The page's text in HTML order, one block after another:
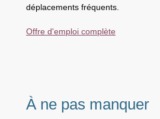
déplacements fréquents.
Offre d'emploi complète
À ne pas manquer